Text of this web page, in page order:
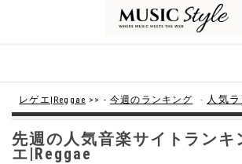
レゲエ|Reggae >> -今週のランキング - 人気
先週の人気音楽サイトラン
エ|Reggae